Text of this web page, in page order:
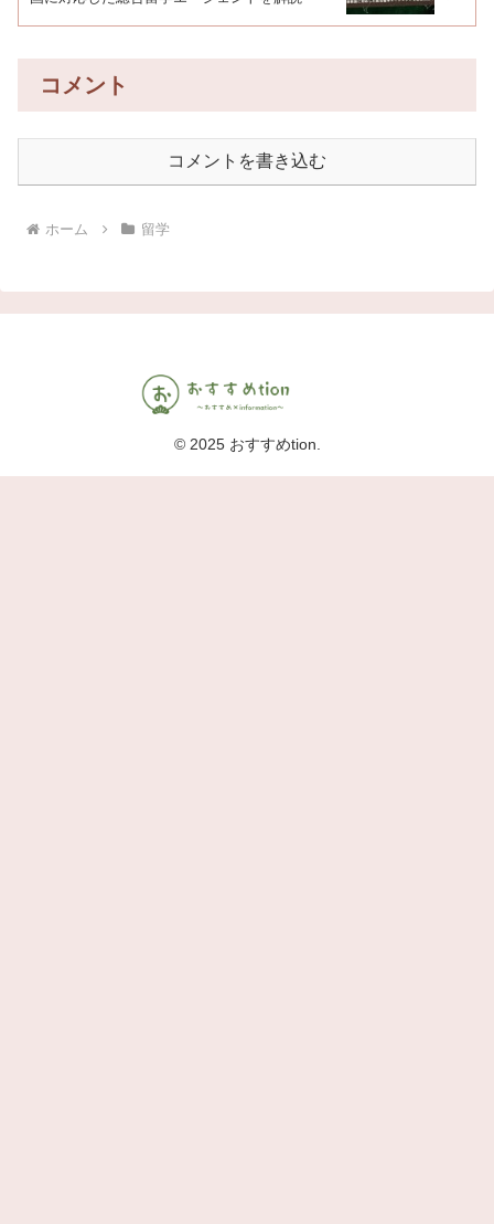
コメント
コメントを書き込む
ホーム 留学
© 2025 おすすめtion.